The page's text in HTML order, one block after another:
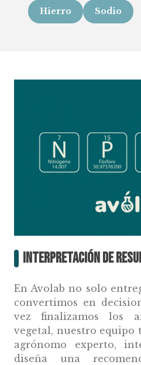
Hierro Sodio
Interpretación de
En Avolab no solo
convertimos en
vez finalizamos los
vegetal, nuestro equipo
agrónomo experto,
diseña una